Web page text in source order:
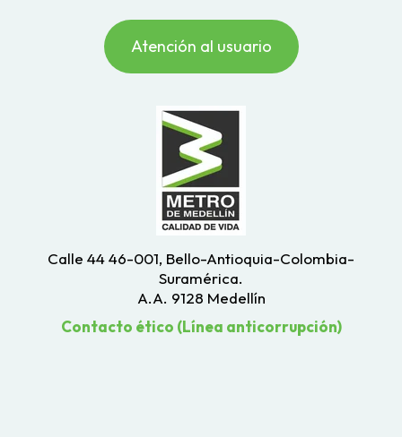
Atención al usuario
Calle 44 46-001, Bello-Antioquia-Colombia-
Suramérica.
A.A. 9128 Medellín
Contacto ético (Línea anticorrupción)